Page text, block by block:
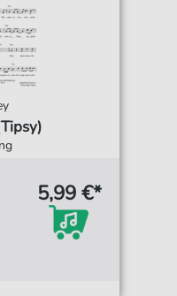
5,99 €*